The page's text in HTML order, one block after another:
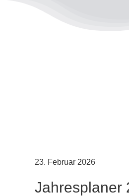
23. Februar 2026
Jahresplaner